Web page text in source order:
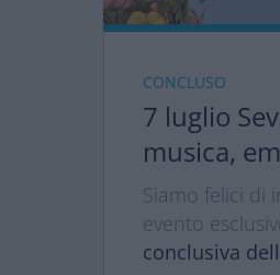
CONCLUSO
7 luglio
musica,
serata da
🎶
Siamo felici di
evento
conclusiva